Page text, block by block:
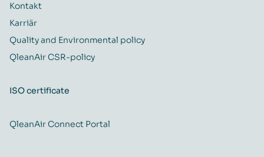
Kontakt
Karriär
Quality and Environmental policy
QleanAir CSR-policy
ISO certificate
QleanAir Connect Portal